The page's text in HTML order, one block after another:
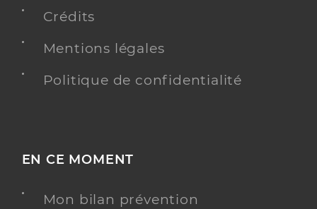
Crédits
Mentions légales
Politique de confidentialité
EN CE MOMENT
Mon bilan prévention